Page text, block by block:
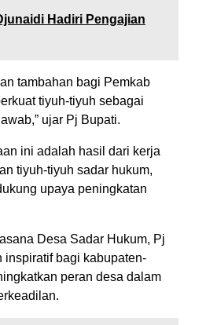
Hadiri Pengajian
tambahan bagi Pemkab
tiyuh-tiyuh sebagai
ujar Pj Bupati.
ini adalah hasil dari kerja
tiyuh-tiyuh sadar hukum,
upaya peningkatan
Desa Sadar Hukum, Pj
inspiratif bagi kabupaten-
peran desa dalam